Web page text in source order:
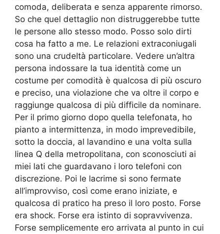
comoda, deliberata e senza apparente rimorso.
So che quel dettaglio non distruggerebbe tutte
le persone allo stesso modo. Posso solo dirti
cosa ha fatto a me. Le relazioni extraconiugali
sono una crudeltà particolare. Vedere un’altra
persona indossare la tua identità come un
costume per comodità è qualcosa di più oscuro
e preciso, una violazione che va oltre il corpo e
raggiunge qualcosa di più difficile da nominare.
Per il primo giorno dopo quella telefonata, ho
pianto a intermittenza, in modo imprevedibile,
sotto la doccia, al lavandino e una volta sulla
linea Q della metropolitana, con sconosciuti ai
miei lati che guardavano i loro telefoni con
discrezione. Poi le lacrime si sono fermate
all’improvviso, così come erano iniziate, e
qualcosa di pratico ha preso il loro posto. Forse
era shock. Forse era istinto di sopravvivenza.
Forse semplicemente ero arrivata al punto in cui